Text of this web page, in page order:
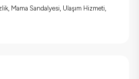
Mama Sandalyesi, Ulaşım Hizmeti,